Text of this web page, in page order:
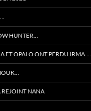
HUNTER…
ET OPALO ONT PERDU IRMA….
REJOINT NANA